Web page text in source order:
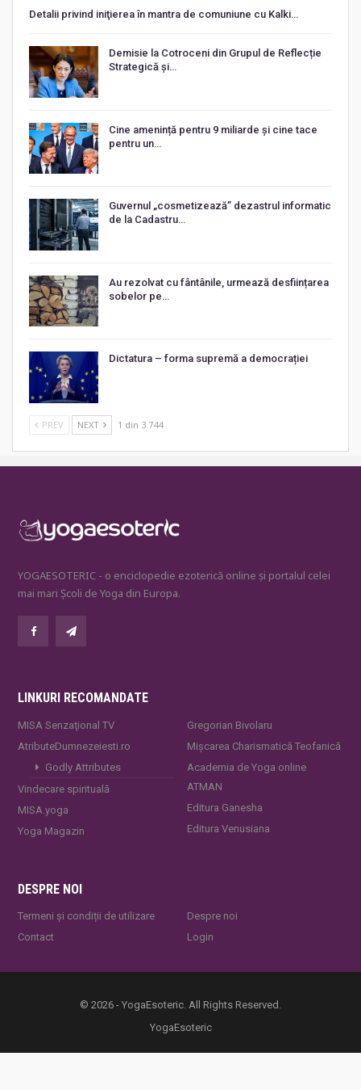
Detalii privind iniţierea în mantra de comuniune cu Kalki…
Demisie la Cotroceni din Grupul de Reflecție
Strategică și…
Cine amenință pentru 9 miliarde și cine tace
pentru un…
Guvernul „cosmetizează” dezastrul informatic
de la Cadastru…
Au rezolvat cu fântânile, urmează desființarea
sobelor pe…
Dictatura – forma supremă a democrației
PREV NEXT 1 din 3.744
YOGAESOTERIC - o enciclopedie ezoterică online și portalul celei
mai mari Școli de Yoga din Europa.
LINKURI RECOMANDATE
MISA Senzaţional TV
AtributeDumnezeiesti.ro
Godly Attributes
Vindecare spirituală
MISA.yoga
Yoga Magazin
Gregorian Bivolaru
Mișcarea Charismatică Teofanică
Academia de Yoga online
ATMAN
Editura Ganesha
Editura Venusiana
DESPRE NOI
Termeni și condiții de utilizare
Contact
Despre noi
Login
© 2026 - YogaEsoteric. All Rights Reserved.
YogaEsoteric